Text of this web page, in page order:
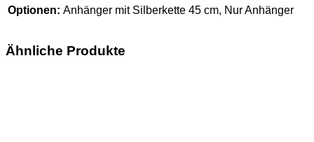
Optionen: Anhänger mit Silberkette 45 cm, Nur Anhänger
Ähnliche Produkte